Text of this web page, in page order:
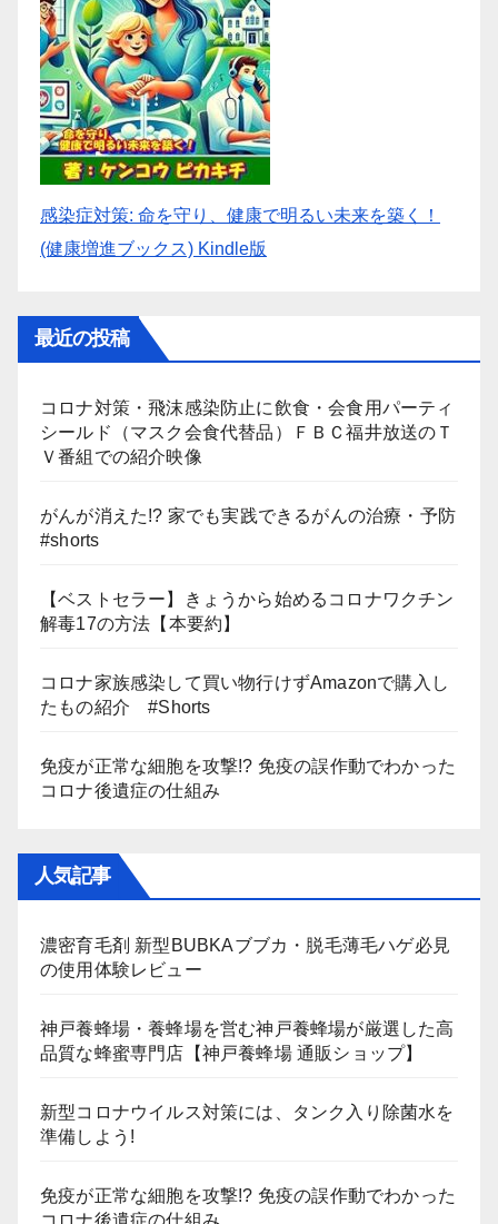
感染症対策: 命を守り、健康で明るい未来を築く！
(健康増進ブックス) Kindle版
最近の投稿
コロナ対策・飛沫感染防止に飲食・会食用パーティ
シールド（マスク会食代替品）ＦＢＣ福井放送のＴ
Ｖ番組での紹介映像
がんが消えた!? 家でも実践できるがんの治療・予防
#shorts
【ベストセラー】きょうから始めるコロナワクチン
解毒17の方法【本要約】
コロナ家族感染して買い物行けずAmazonで購入し
たもの紹介 #Shorts
免疫が正常な細胞を攻撃!? 免疫の誤作動でわかった
コロナ後遺症の仕組み
人気記事
濃密育毛剤 新型BUBKAブブカ・脱毛薄毛ハゲ必見
の使用体験レビュー
神戸養蜂場・養蜂場を営む神戸養蜂場が厳選した高
品質な蜂蜜専門店【神戸養蜂場 通販ショップ】
新型コロナウイルス対策には、タンク入り除菌水を
準備しよう!
免疫が正常な細胞を攻撃!? 免疫の誤作動でわかった
コロナ後遺症の仕組み